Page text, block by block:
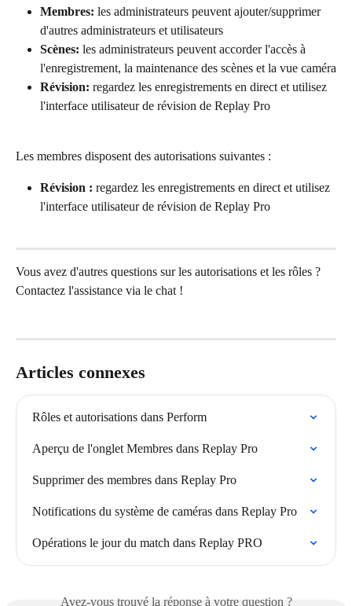
Membres: les administrateurs peuvent ajouter/supprimer
d'autres administrateurs et utilisateurs
Scènes: les administrateurs peuvent accorder l'accès à
l'enregistrement, la maintenance des scènes et la vue caméra
Révision: regardez les enregistrements en direct et utilisez
l'interface utilisateur de révision de Replay Pro
Les membres disposent des autorisations suivantes :
Révision : regardez les enregistrements en direct et utilisez
l'interface utilisateur de révision de Replay Pro
Vous avez d'autres questions sur les autorisations et les rôles ?
Contactez l'assistance via le chat !
Articles connexes
Rôles et autorisations dans Perform
Aperçu de l'onglet Membres dans Replay Pro
Supprimer des membres dans Replay Pro
Notifications du système de caméras dans Replay Pro
Opérations le jour du match dans Replay PRO
Avez-vous trouvé la réponse à votre question ?